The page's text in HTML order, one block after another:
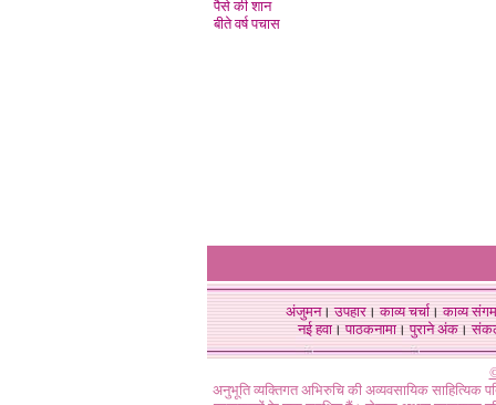
पैसे की शान
बीते वर्ष पचास
अंजुमन।उपहार।काव्य चर्चा।काव्य संगम
नई हवा। पाठकनामा। पुराने अंक।
अनुभूति व्यक्तिगत अभिरुचि की अव्यवसायिक